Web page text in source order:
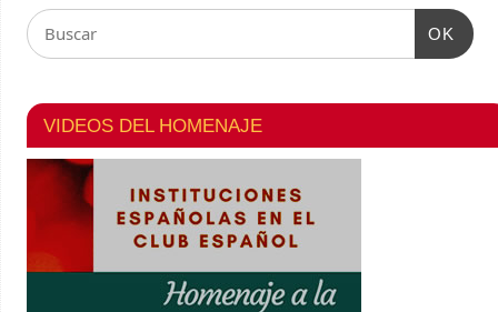
OK
VIDEOS DEL HOMENAJE